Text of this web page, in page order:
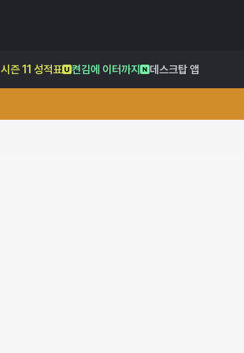
시즌 11 성적표 켠김에 이터까지 데스크탑 앱